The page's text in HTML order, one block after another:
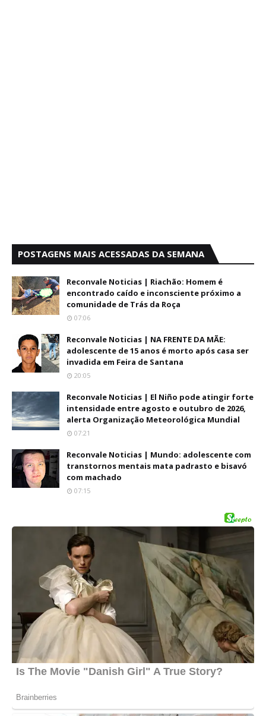
POSTAGENS MAIS ACESSADAS DA SEMANA
Reconvale Noticias | Riachão: Homem é
encontrado caído e inconsciente próximo a
comunidade de Trás da Roça
07:06
Reconvale Noticias | NA FRENTE DA MÃE:
adolescente de 15 anos é morto após casa ser
invadida em Feira de Santana
20:05
Reconvale Noticias | El Niño pode atingir forte
intensidade entre agosto e outubro de 2026,
alerta Organização Meteorológica Mundial
07:21
Reconvale Noticias | Mundo: adolescente com
transtornos mentais mata padrasto e bisavó
com machado
07:15